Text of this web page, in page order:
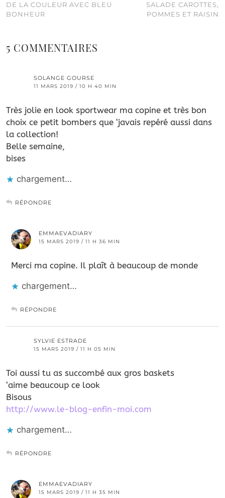
DE LA COULEUR AVEC BLEU
BONHEUR
SALADE CAROTTES,
POMMES ET RAISIN
5 COMMENTAIRES
SOLANGE GOURSE
11 MARS 2019 / 10 H 40 MIN
Très jolie en look sportwear ma copine et très bon
choix ce petit bombers que ‘javais repéré aussi dans
la collection!
Belle semaine,
bises
chargement…
RÉPONDRE
EMMAEVADIARY
15 MARS 2019 / 11 H 36 MIN
Merci ma copine. Il plaît à beaucoup de monde
chargement…
RÉPONDRE
SYLVIE ESTRADE
15 MARS 2019 / 11 H 05 MIN
Toi aussi tu as succombé aux gros baskets
‘aime beaucoup ce look
Bisous
http://www.le-blog-enfin-moi.com
chargement…
RÉPONDRE
EMMAEVADIARY
15 MARS 2019 / 11 H 35 MIN